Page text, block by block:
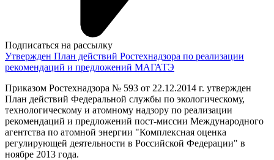
Подписаться на рассылку
Утвержден План действий Ростехнадзора по реализации
рекомендаций и предложений МАГАТЭ
Приказом Ростехнадзора № 593 от 22.12.2014 г. утвержден
План действий Федеральной службы по экологическому,
технологическому и атомному надзору по реализации
рекомендаций и предложений пост-миссии Международного
агентства по атомной энергии "Комплексная оценка
регулирующей деятельности в Российской Федерации" в
ноябре 2013 года.